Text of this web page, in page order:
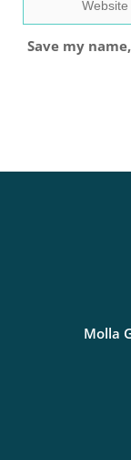
Save my
Molla